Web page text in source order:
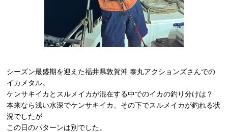
シーズン最盛期を迎えた福井県敦賀沖 泰丸アクションズさんでの
イカメタル。
ケンサキイカとスルメイカが混在する中でのイカの釣り分けは？
本来なら浅い水深でケンサキイカ、その下でスルメイカが釣れる状
況でしたが
この日のパターンは別でした。